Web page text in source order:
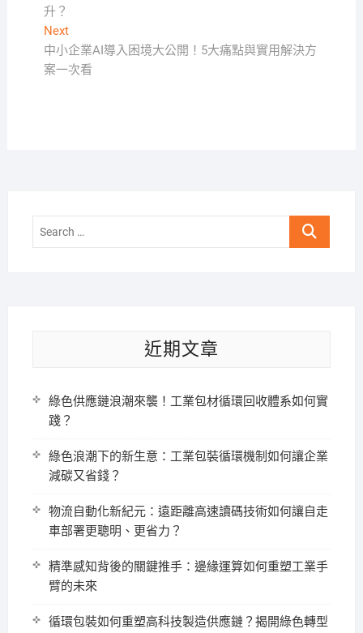
導
覽
升？
NextNext
post:
中小企業AI導入困境大公開！5大痛點與實用解決方
案一次看
Search
近期文章
綠色供應鏈浪潮來襲！工業包材循環回收體系如何實
踐？
綠色浪潮下的新生意：工業包裝循環機制如何讓企業
減碳又省錢？
物流自動化新紀元：遠距離高速讀碼技術如何讓自走
車部署更聰明、更省力？
精準感知背後的關鍵推手：邊緣運算如何重塑工業手
臂的未來
循環包裝如何重塑高科技製造供應鏈？揭開綠色轉型